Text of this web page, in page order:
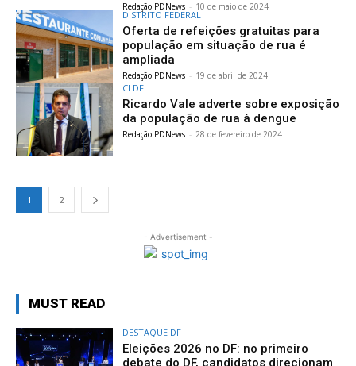
Redação PDNews - 10 de maio de 2024
DISTRITO FEDERAL
Oferta de refeições gratuitas para
população em situação de rua é
ampliada
Redação PDNews - 19 de abril de 2024
CLDF
Ricardo Vale adverte sobre exposição
da população de rua à dengue
Redação PDNews - 28 de fevereiro de 2024
1 2
- Advertisement -
MUST READ
DESTAQUE DF
Eleições 2026 no DF: no primeiro
debate do DF, candidatos direcionam